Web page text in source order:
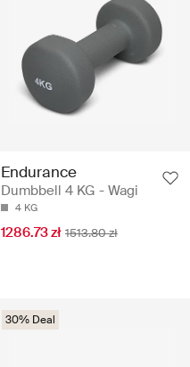
Endurance
Dumbbell 4 KG - Wagi
4 KG
1286.73 zł 1513.80 zł
30% Deal